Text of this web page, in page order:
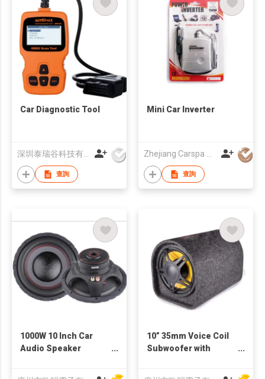
Car Diagnostic Tool
深圳泰瑞谷科技有限公司
查詢
Mini Car Inverter
Zhejiang Carspa New Energy Co., Ltd
查詢
1000W 10 Inch Car
Audio Speaker
10” 35mm Voice Coil
Subwoofer with